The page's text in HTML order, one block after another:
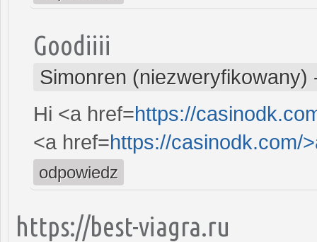
Goodiiii
Simonren (niezweryfikowany)
Hi <a href=https://
<a href=https://casinodk.com/
odpowiedz
https://best-viagra.ru